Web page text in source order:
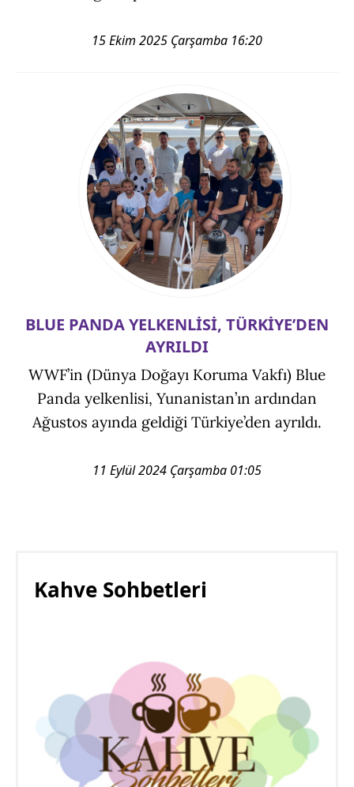
15 Ekim 2025 Çarşamba 16:20
BLUE PANDA YELKENLİSİ, TÜRKİYE’DEN
AYRILDI
WWF’in (Dünya Doğayı Koruma Vakfı) Blue
Panda yelkenlisi, Yunanistan’ın ardından
Ağustos ayında geldiği Türkiye’den ayrıldı.
11 Eylül 2024 Çarşamba 01:05
Kahve Sohbetleri